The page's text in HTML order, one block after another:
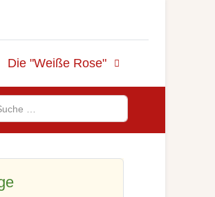
Die "Weiße Rose"